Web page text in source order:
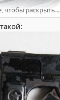
чтобы раскрыть...